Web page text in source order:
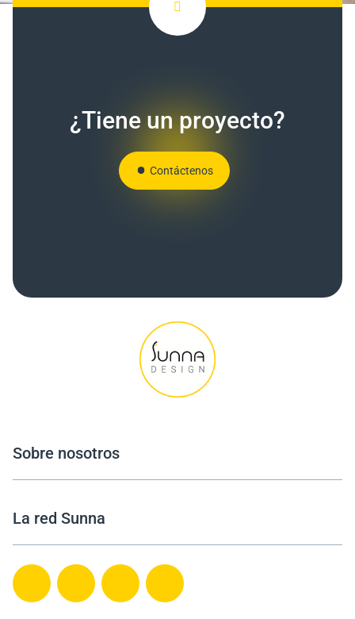
¿Tiene un proyecto?
Contáctenos
Sobre nosotros
La red Sunna